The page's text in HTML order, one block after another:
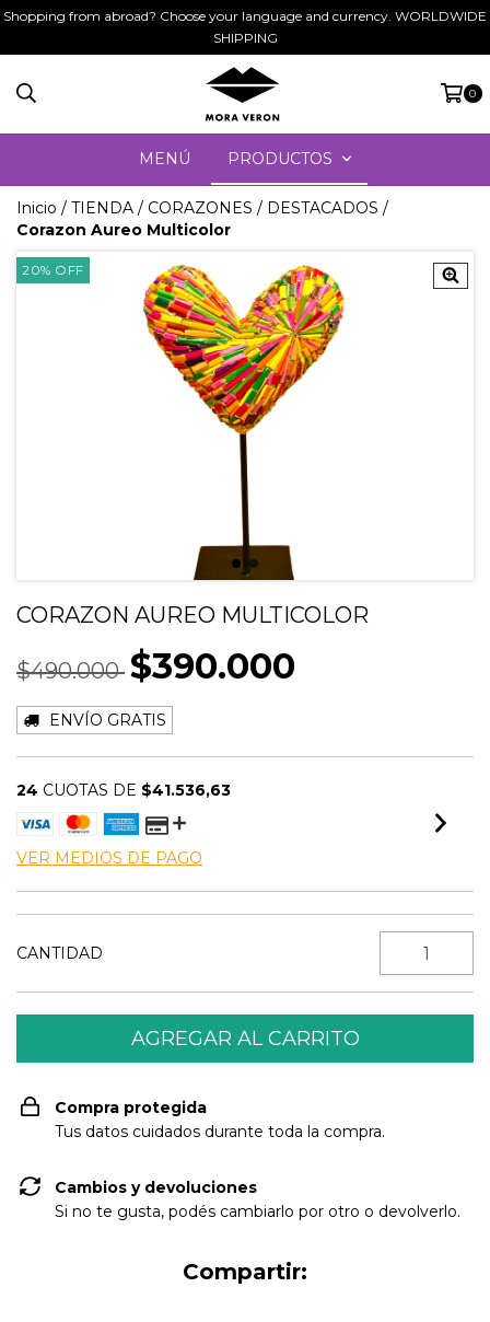
Shopping from abroad? Choose your language and currency. WORLDWIDE
SHIPPING
0
MENÚ PRODUCTOS
Inicio / TIENDA / CORAZONES / DESTACADOS /
Corazon Aureo Multicolor
20% OFF
CORAZON AUREO MULTICOLOR
$490.000 $390.000
ENVÍO GRATIS
24 CUOTAS DE $41.536,63
VER MEDIOS DE PAGO
CANTIDAD
Compra protegida
Tus datos cuidados durante toda la compra.
Cambios y devoluciones
Si no te gusta, podés cambiarlo por otro o devolverlo.
Compartir: